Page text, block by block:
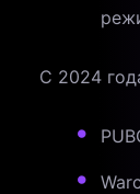
С 2024